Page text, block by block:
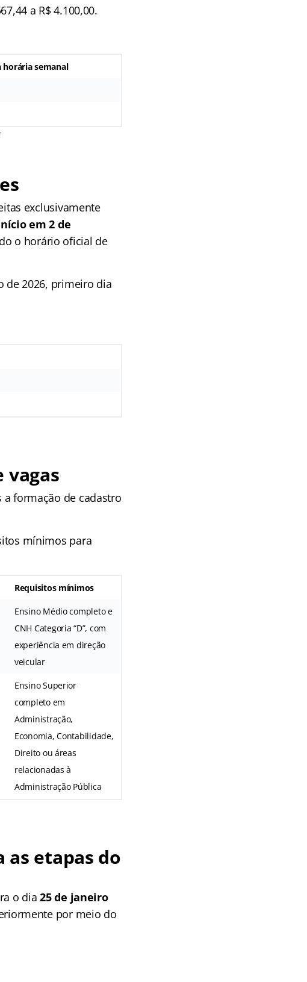
a R$ 4.100,00.
horária semanal
exclusivamente
em 2 de
o horário oficial de
de 2026, primeiro dia
vagas
a formação de cadastro
mínimos para
Requisitos mínimos
Ensino Médio completo e
CNH Categoria “D”, com
experiência em direção
veicular
Ensino Superior
completo em
Administração,
Economia, Contabilidade,
Direito ou áreas
relacionadas à
Administração Pública
as etapas do
o dia25 de janeiro
por meio do